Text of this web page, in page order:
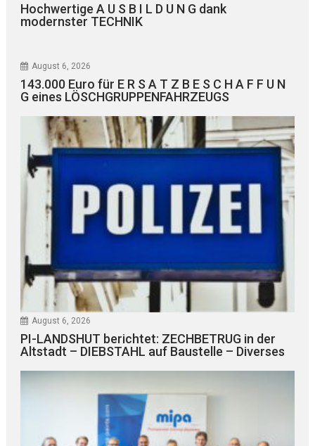
Hochwertige A U S B I L D U N G dank
modernster TECHNIK
August 6, 2026
143.000 Euro für E R S A T Z B E S C H A F F U N
G eines LÖSCHGRUPPENFAHRZEUGS
August 6, 2026
PI-LANDSHUT berichtet: ZECHBETRUG in der
Altstadt – DIEBSTAHL auf Baustelle – Diverses